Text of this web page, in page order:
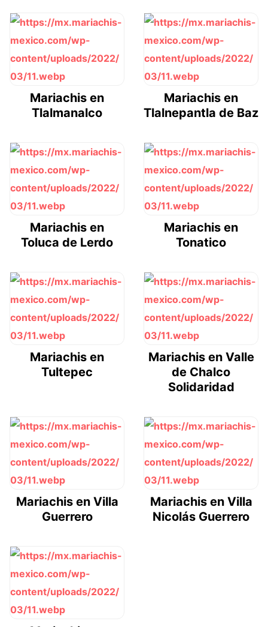
Mariachis en
Tlalmanalco
Mariachis en
Tlalnepantla de Baz
Mariachis en
Toluca de Lerdo
Mariachis en
Tonatico
Mariachis en
Tultepec
Mariachis en Valle
de Chalco
Solidaridad
Mariachis en Villa
Guerrero
Mariachis en Villa
Nicolás Guerrero